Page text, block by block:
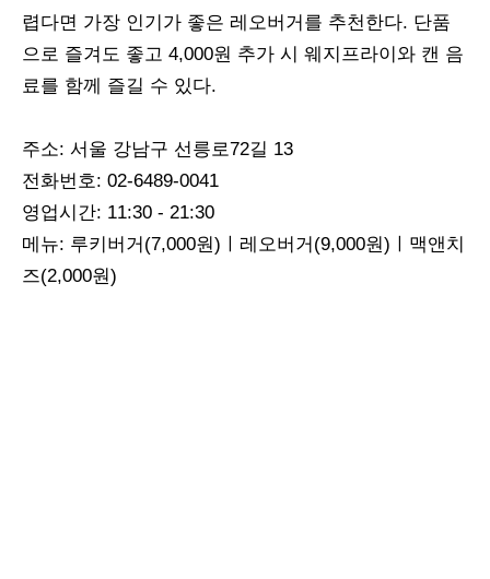
렵다면 가장 인기가 좋은 레오버거를 추천한다. 단품
으로 즐겨도 좋고 4,000원 추가 시 웨지프라이와 캔 음
료를 함께 즐길 수 있다.
주소: 서울 강남구 선릉로72길 13
전화번호: 02-6489-0041
영업시간: 11:30 - 21:30
메뉴: 루키버거(7,000원)ㅣ레오버거(9,000원)ㅣ맥앤치
즈(2,000원)